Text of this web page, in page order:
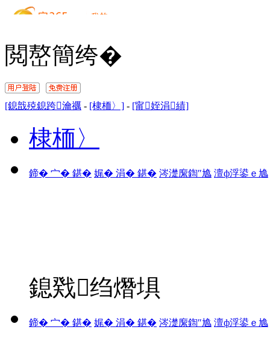
閲嶅簡绔�
[鎴戠殑鎴跨瀹禲 - [棣栭〉] - [甯姪涓績]
棣栭〉
鍗� 宀� 鍖� 娓� 涓� 鍖� 涔濋緳鍧″尯 澶ф浮鍙ｅ尯
鎴戣绉熸埧
鍗� 宀� 鍖� 娓� 涓� 鍖� 涔濋緳鍧″尯 澶ф浮鍙ｅ尯